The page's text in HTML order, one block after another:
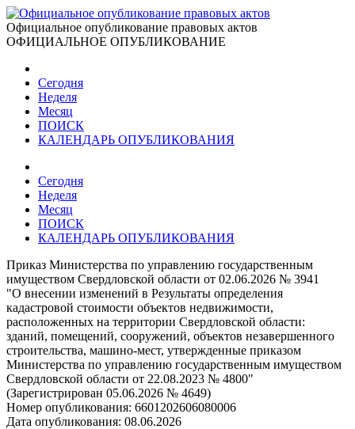
Официальное опубликование правовых актов
ОФИЦИАЛЬНОЕ ОПУБЛИКОВАНИЕ
Сегодня
Неделя
Месяц
ПОИСК
КАЛЕНДАРЬ ОПУБЛИКОВАНИЯ
Сегодня
Неделя
Месяц
ПОИСК
КАЛЕНДАРЬ ОПУБЛИКОВАНИЯ
Приказ Министерства по управлению государственным
имуществом Свердловской области от 02.06.2026 № 3941
"О внесении изменений в Результаты определения
кадастровой стоимости объектов недвижимости,
расположенных на территории Свердловской области:
зданий, помещений, сооружений, объектов незавершенного
строительства, машино-мест, утвержденные приказом
Министерства по управлению государственным имуществом
Свердловской области от 22.08.2023 № 4800"
(Зарегистрирован 05.06.2026 № 4649)
Номер опубликования: 6601202606080006
Дата опубликования: 08.06.2026